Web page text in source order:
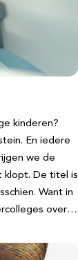
kinderen?
En iedere
we de
klopt. De titel is
Want in
over…